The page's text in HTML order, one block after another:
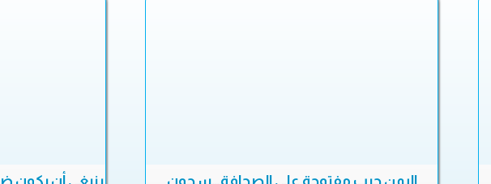
اليمن حرب مفتوحة على الصحافة…سجون
ينبغي أن يكون